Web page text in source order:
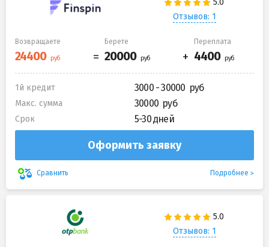
Отзывов: 1
Возвращаете Берете Переплата
1й кредит 3000 - 30000
Макс. сумма 30000
Срок 5-30 дней
Оформить заявку
Сравнить Подробнее
Отзывов: 1